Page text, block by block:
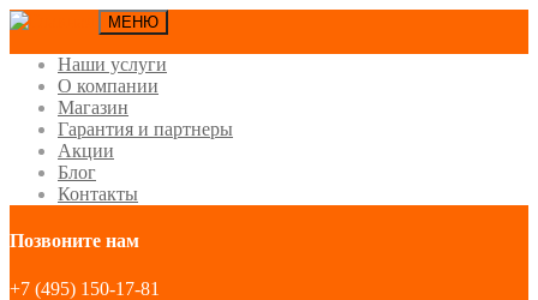
МЕНЮ
Наши услуги
О компании
Магазин
Гарантия и партнеры
Акции
Блог
Контакты
Позвоните нам
+7 (495) 150-17-81